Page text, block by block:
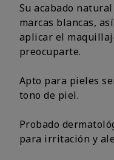
Su acabado
marcas blancas,
aplicar el
preocuparte.
Apto para pieles
tono de piel.
Probado
para irritación y